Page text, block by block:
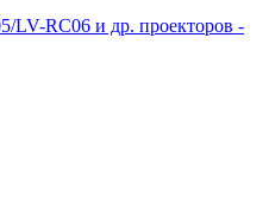
LV-RC06 и др. проекторов -